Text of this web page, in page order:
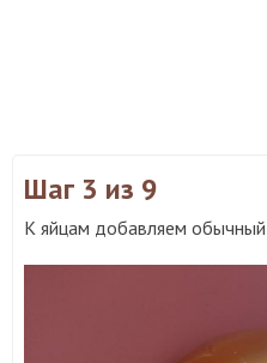
Шаг 3 из 9
К яйцам добавляем обычный